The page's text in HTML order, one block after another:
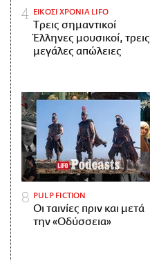
ΕΙΚΟΣΙ ΧΡΟΝΙΑ LIFO
Tρεις σημαντικοί
Έλληνες μουσικοί, τρεις
μεγάλες απώλειες
PULP FICTION
Οι ταινίες πριν και μετά
την «Οδύσσεια»